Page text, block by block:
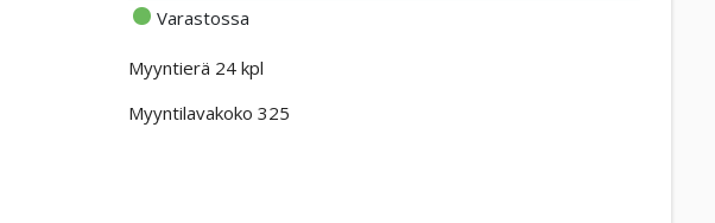
Varastossa
Myyntierä 24 kpl
Myyntilavakoko 325